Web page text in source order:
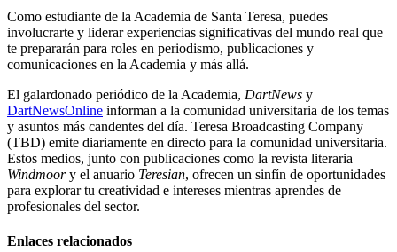
Como estudiante de la Academia de Santa Teresa, puedes
involucrarte y liderar experiencias significativas del mundo real que
te prepararán para roles en periodismo, publicaciones y
comunicaciones en la Academia y más allá.
El galardonado periódico de la Academia, DartNews y
DartNewsOnline informan a la comunidad universitaria de los temas
y asuntos más candentes del día. Teresa Broadcasting Company
(TBD) emite diariamente en directo para la comunidad universitaria.
Estos medios, junto con publicaciones como la revista literaria
Windmoory el anuario Teresian, ofrecen un sinfín de oportunidades
para explorar tu creatividad e intereses mientras aprendes de
profesionales del sector.
Enlaces relacionados